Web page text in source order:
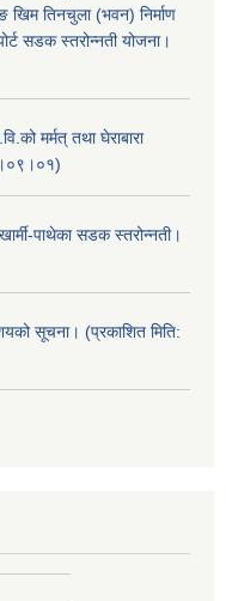
खिम तिनचुला (भवन) निर्माण
सडक स्तरोन्नती योजना।
मर्मत् तथा घेराबारा
पाथेका सडक स्तरोन्नती।
सूचना। (प्रकाशित मिति: